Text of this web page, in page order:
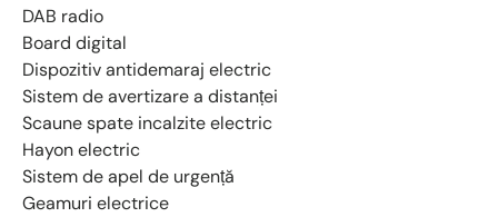
DAB radio
Board digital
Dispozitiv antidemaraj electric
Sistem de avertizare a distanței
Scaune spate incalzite electric
Hayon electric
Sistem de apel de urgență
Geamuri electrice